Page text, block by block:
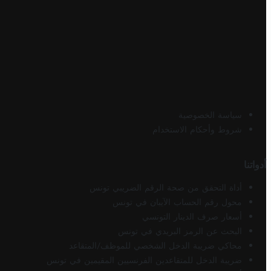
سياسة الخصوصية
شروط وأحكام الاستخدام
أدواتنا
أداة التحقق من صحة الرقم الضريبي تونس
محول رقم الحساب الآيبان في تونس
أسعار صرف الدينار التونسي
البحث عن الرمز البريدي في تونس
محاكي ضريبة الدخل الشخصي للموظف/المتقاعد
ضريبة الدخل للمتقاعدين الفرنسيين المقيمين في تونس